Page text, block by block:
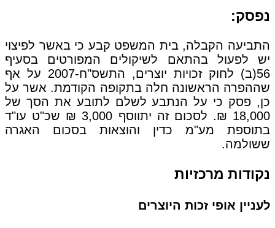
נפסק:
התביעה הקבלה, בית המשפט קבע כי באשר לפיצוי
יש לפעול בהתאם לשיקולים המפורטים בסעיף
56(ב) לחוק זכויות יוצרים, התשס"ח-2007 על אף
שההפרה הראשונה חלה בתקופה הקודמת. אשר על
כן, פסק כי על הנתבע לשלם לתובע את הסך של
18,000 ₪. לסכום זה יתווסף 3,000 ₪ שכ"ט עו"ד
בתוספת מע"מ כדין והוצאות בסכום האגרה
ששולמה.
נקודות מרכזיות
לעניין אופי זכות היוצרים